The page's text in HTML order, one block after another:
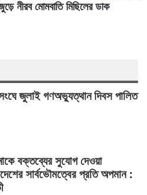
নীরব মোমবাতি মিছিলের ডাক
জুলাই গণঅভ্যুত্থান দিবস পালিত
বক্তব্যের সুযোগ দেওয়া
সার্বভৌমত্বের প্রতি অপমান :